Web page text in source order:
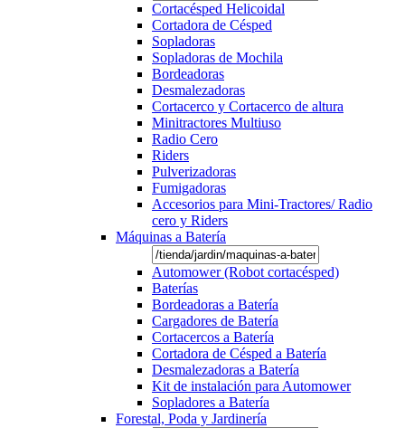
Cortacésped Helicoidal
Cortadora de Césped
Sopladoras
Sopladoras de Mochila
Bordeadoras
Desmalezadoras
Cortacerco y Cortacerco de altura
Minitractores Multiuso
Radio Cero
Riders
Pulverizadoras
Fumigadoras
Accesorios para Mini-Tractores/ Radio
cero y Riders
Máquinas a Batería
Automower (Robot cortacésped)
Baterías
Bordeadoras a Batería
Cargadores de Batería
Cortacercos a Batería
Cortadora de Césped a Batería
Desmalezadoras a Batería
Kit de instalación para Automower
Sopladores a Batería
Forestal, Poda y Jardinería